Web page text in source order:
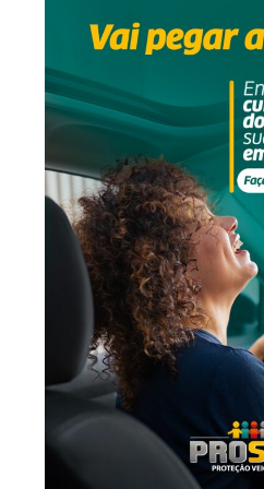
-Anúncio-